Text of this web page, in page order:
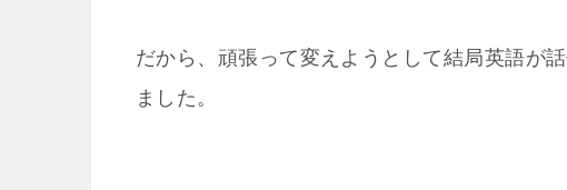
だから、頑張って変えようとして結局英語が
ました。